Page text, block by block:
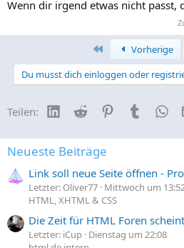
Wenn dir irgend etwas nicht passt,
Erste Vorherige
Du musst dich einloggen oder
Teilen: LinkedIn
Reddit PinterestTumblr
Neueste Beiträge
Link soll neue Seite öffnen -
Letzter: Oliver77 Mittwoch um
HTML, XHTML & CSS
Die Zeit für HTML Foren
Letzter: iCup Dienstag um 22:08